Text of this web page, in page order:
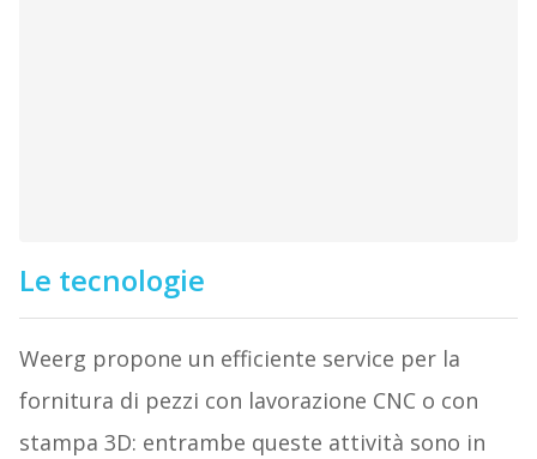
Le tecnologie
Weerg propone un efficiente service per la
fornitura di pezzi con lavorazione CNC o con
stampa 3D: entrambe queste attività sono in